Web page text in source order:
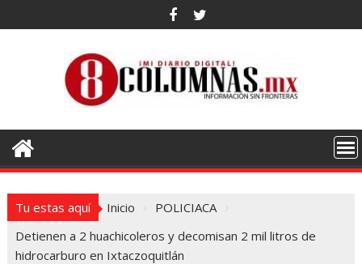
al
Tu estas aquí Inicio
POLICIACA
Detienen a 2 huachicoleros y decomisan 2 mil litros de
hidrocarburo en Ixtaczoquitlán